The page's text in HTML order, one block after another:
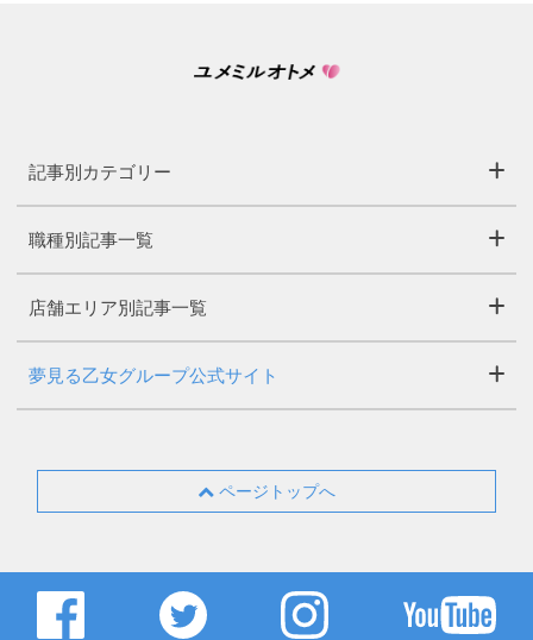
記事別カテゴリー
職種別記事一覧
店舗エリア別記事一覧
夢見る乙女グループ公式サイト
ページトップへ